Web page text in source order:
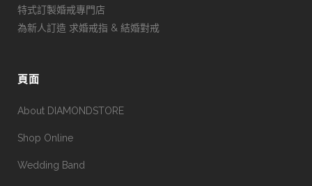
特式訂製婚戒專門店
為新人訂造 求婚戒指 & 結婚對戒
頁面
About DIAMONDSTORE
Shop Online
Wedding Band